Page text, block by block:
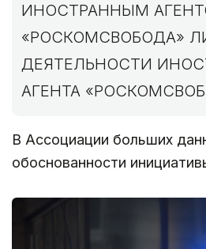
ИНОСТРАННЫМ
«РОСКОМСВОБОДА»
ДЕЯТЕЛЬНОСТИ
АГЕНТА
В Ассоциации больших
обоснованности